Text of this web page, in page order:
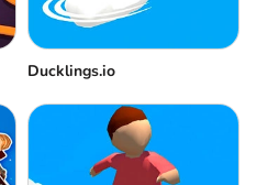
Ducklings.io